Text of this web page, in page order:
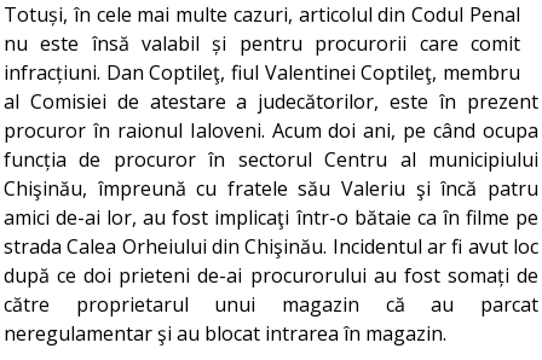
Totuși, în cele mai multe cazuri, articolul din Codul Penal
nu este însă valabil și pentru procurorii care comit
infracțiuni. Dan Coptileţ, fiul Valentinei Coptileţ, membru
al Comisiei de atestare a judecătorilor, este în prezent
procuror în raionul Ialoveni. Acum doi ani, pe când ocupa
funcția de procuror în sectorul Centru al municipiului
Chişinău, împreună cu fratele său Valeriu şi încă patru
amici de-ai lor, au fost implicaţi într-o bătaie ca în filme pe
strada Calea Orheiului din Chişinău. Incidentul ar fi avut loc
după ce doi prieteni de-ai procurorului au fost somați de
către proprietarul unui magazin că au parcat
neregulamentar şi au blocat intrarea în magazin.